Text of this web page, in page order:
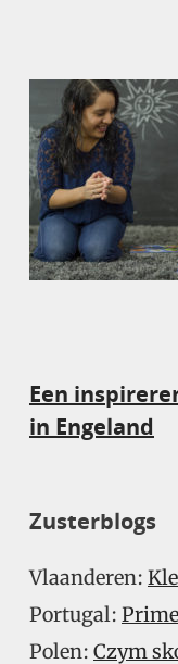
Een
in Engeland
Zusterblogs
Vlaanderen:
Portugal:
Polen: Czym